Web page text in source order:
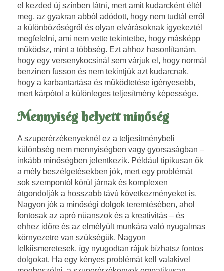
e
n
,
s
z
u
p
e
r
é
r
z
el kezded új színben látni, mert amit kudarcként éltél
meg, az gyakran abból adódott, hogy nem tudtál erről
a különbözőségről és olyan elvárásoknak igyekeztél
megfelelni, ami nem vette tekintetbe, hogy másképp
működsz, mint a többség. Ezt ahhoz hasonlítanám,
hogy egy versenykocsinál sem várjuk el, hogy normál
benzinen fusson és nem tekintjük azt kudarcnak,
hogy a karbantartása és működtetése igényesebb,
mert kárpótol a különleges teljesítmény képessége.
Mennyiség helyett minőség
A szuperérzékenyeknél ez a teljesítménybeli
különbség nem mennyiségben vagy gyorsaságban –
inkább minőségben jelentkezik. Például tipikusan ők
a mély beszélgetésekben jók, mert egy problémát
sok szempontól körül járnak és komplexen
átgondolják a hosszabb távú következményeket is.
Nagyon jók a minőségi dolgok teremtésében, ahol
fontosak az apró nüanszok és a kreativitás – és
ehhez időre és az elmélyült munkára való nyugalmas
környezetre van szükségük. Nagyon
lelkiismeretesek, így nyugodtan rájuk bízhatsz fontos
dolgokat. Ha egy kényes problémát kell valakivel